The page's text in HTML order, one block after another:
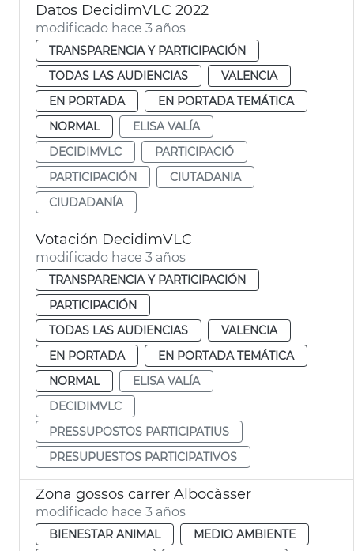
Datos DecidimVLC 2022
modificado hace 3 años
TRANSPARENCIA Y PARTICIPACIÓN
TODAS LAS AUDIENCIAS
VALENCIA
EN PORTADA
EN PORTADA TEMÁTICA
NORMAL
ELISA VALÍA
DECIDIMVLC
PARTICIPACIÓ
PARTICIPACIÓN
CIUTADANIA
CIUDADANÍA
Votación DecidimVLC
modificado hace 3 años
TRANSPARENCIA Y PARTICIPACIÓN
PARTICIPACIÓN
TODAS LAS AUDIENCIAS
VALENCIA
EN PORTADA
EN PORTADA TEMÁTICA
NORMAL
ELISA VALÍA
DECIDIMVLC
PRESSUPOSTOS PARTICIPATIUS
PRESUPUESTOS PARTICIPATIVOS
Zona gossos carrer Albocàsser
modificado hace 3 años
BIENESTAR ANIMAL
MEDIO AMBIENTE